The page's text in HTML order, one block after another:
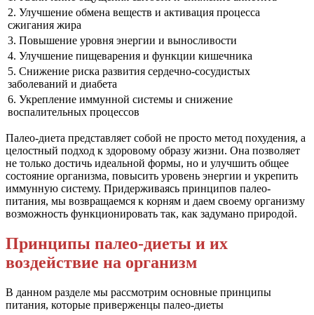
2. Улучшение обмена веществ и активация процесса
сжигания жира
3. Повышение уровня энергии и выносливости
4. Улучшение пищеварения и функции кишечника
5. Снижение риска развития сердечно-сосудистых
заболеваний и диабета
6. Укрепление иммунной системы и снижение
воспалительных процессов
Палео-диета представляет собой не просто метод похудения, а
целостный подход к здоровому образу жизни. Она позволяет
не только достичь идеальной формы, но и улучшить общее
состояние организма, повысить уровень энергии и укрепить
иммунную систему. Придерживаясь принципов палео-
питания, мы возвращаемся к корням и даем своему организму
возможность функционировать так, как задумано природой.
Принципы палео-диеты и их
воздействие на организм
В данном разделе мы рассмотрим основные принципы
питания, которые приверженцы палео-диеты